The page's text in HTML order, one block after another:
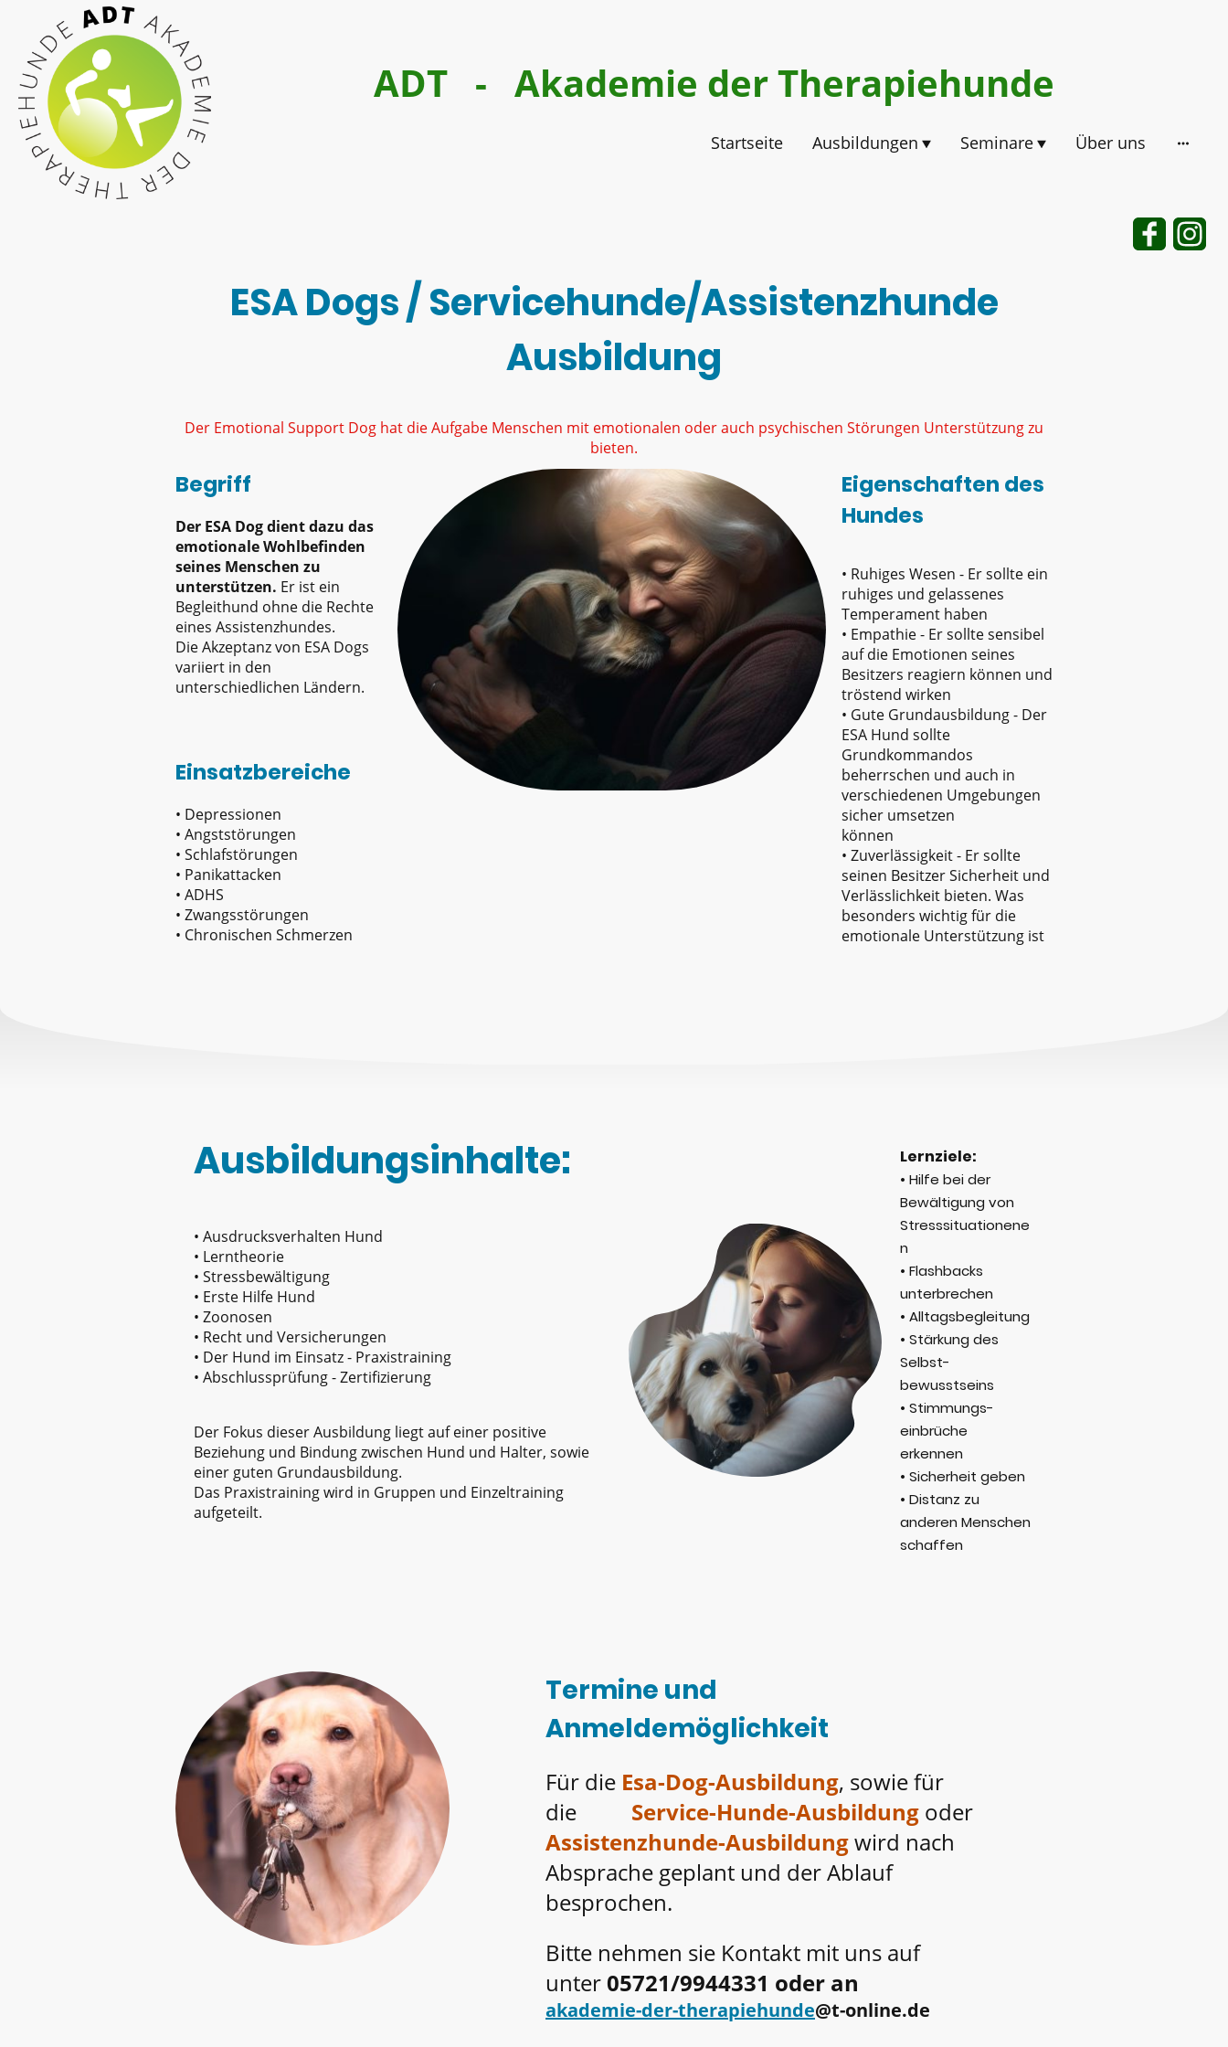
ADT - Akademie der Therapiehunde
Startseite Ausbildungen Seminare Über uns
ESA Dogs / Servicehunde/Assistenzhunde
Ausbildung
Der Emotional Support Dog hat die Aufgabe Menschen mit emotionalen oder auch psychischen Störungen Unterstützung zu
bieten.
Begriff
Eigenschaften des
Hundes
Der ESA Dog dient dazu das
emotionale Wohlbefinden
seines Menschen zu
unterstützen. Er ist ein
Begleithund ohne die Rechte
eines Assistenzhundes.
Die Akzeptanz von ESA Dogs
variiert in den
unterschiedlichen Ländern.
• Ruhiges Wesen - Er sollte ein
ruhiges und gelassenes
Temperament haben
• Empathie - Er sollte sensibel
auf die Emotionen seines
Besitzers reagiern können und
tröstend wirken
• Gute Grundausbildung - Der
ESA Hund sollte
Grundkommandos
beherrschen und auch in
verschiedenen Umgebungen
sicher umsetzen
können
• Zuverlässigkeit - Er sollte
seinen Besitzer Sicherheit und
Verlässlichkeit bieten. Was
besonders wichtig für die
emotionale Unterstützung ist
Einsatzbereiche
• Depressionen
• Angststörungen
• Schlafstörungen
• Panikattacken
• ADHS
• Zwangsstörungen
• Chronischen Schmerzen
Ausbildungsinhalte:
• Ausdrucksverhalten Hund
• Lerntheorie
• Stressbewältigung
• Erste Hilfe Hund
• Zoonosen
• Recht und Versicherungen
• Der Hund im Einsatz - Praxistraining
• Abschlussprüfung - Zertifizierung
Der Fokus dieser Ausbildung liegt auf einer positive
Beziehung und Bindung zwischen Hund und Halter, sowie
einer guten Grundausbildung.
Das Praxistraining wird in Gruppen und Einzeltraining
aufgeteilt.
Lernziele:
•Hilfe bei der
Bewältigung von
Stresssituationene
n
•Flashbacks
unterbrechen
• Alltagsbegleitung
• Stärkung des
Selbst-
bewusstseins
• Stimmungs-
einbrüche
erkennen
• Sicherheit geben
• Distanz zu
anderen Menschen
schaffen
Termine und
Anmeldemöglichkeit
Für die Esa-Dog-Ausbildung, sowie für
die Service-Hunde-Ausbildung oder
Assistenzhunde-Ausbildungwird nach
Absprache geplant und der Ablauf
besprochen.
Bitte nehmen sie Kontakt mit uns auf
unter05721/9944331 oder an
akademie-der-therapiehunde@t-online.de